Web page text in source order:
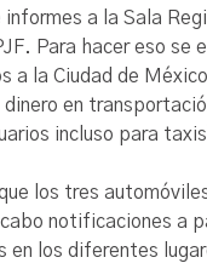
a la Sala
Para hacer eso se
a la Ciudad de
en
incluso para
los tres
notificaciones a
en los diferentes